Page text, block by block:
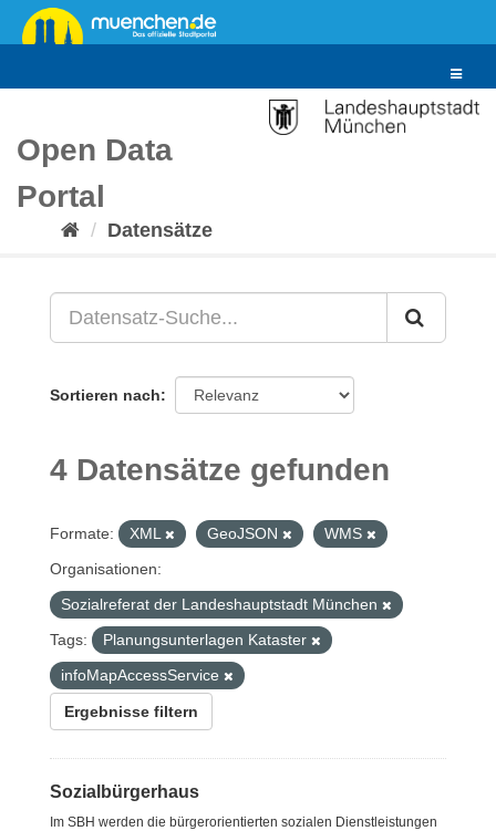
Überspringen
zum
Toggle
Open Data
Portal
Datensätze
Sortieren nach
4 Datensätze gefunden
Formate: XML GeoJSON
WMS
Organisationen:
Sozialreferat der Landeshauptstadt München
Tags:
Planungsunterlagen Kataster
infoMapAccessService
Ergebnisse filtern
Sozialbürgerhaus
Im SBH werden die bürgerorientierten sozialen Dienstleistungen